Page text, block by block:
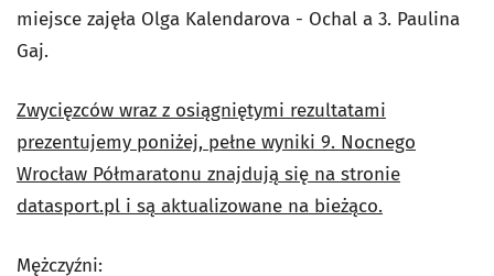
miejsce zajęła Olga Kalendarova - Ochal a 3. Paulina
Gaj.
Zwycięzców wraz z osiągniętymi rezultatami
prezentujemy poniżej, pełne wyniki 9. Nocnego
Wrocław Półmaratonu znajdują się na stronie
datasport.pl i są aktualizowane na bieżąco.
Mężczyźni: